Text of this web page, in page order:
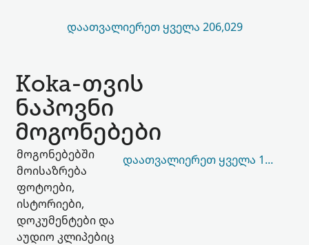
ᲓᲐᲐᲗᲕᲐᲚᲘᲔᲠᲔᲗ ᲧᲕᲔᲚᲐ 206,029
Koka-თვის
ნაპოვნი
მოგონებები
მოგონებებში
მოისაზრება
ფოტოები,
ისტორიები,
დოკუმენტები და
აუდიო კლიპებიც
ᲓᲐᲐᲗᲕᲐᲚᲘᲔᲠᲔᲗ ᲧᲕᲔᲚᲐ 149